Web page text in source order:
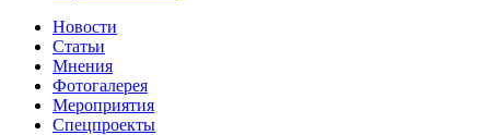
Новости
Статьи
Мнения
Фотогалерея
Мероприятия
Спецпроекты